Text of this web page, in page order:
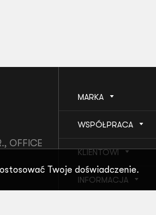
OFFICE
MARKA
WSPÓŁPRACA
KLIENTOWI
INFORMACJA
Twoje doświadczenie.